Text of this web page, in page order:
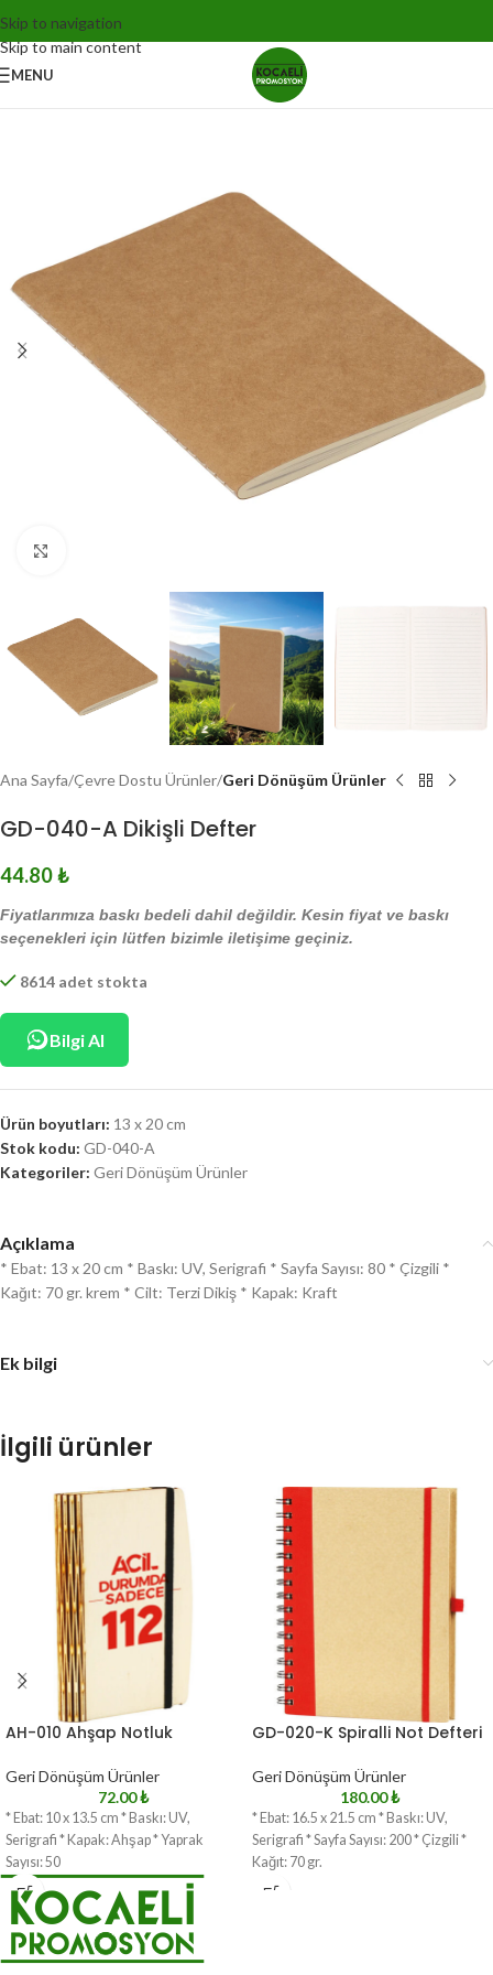
Skip to navigation
Skip to main content
MENU
Ana Sayfa Çevre Dostu Ürünler Geri Dönüşüm Ürünler
GD-040-A Dikişli Defter
44.80₺
Fiyatlarımıza baskı bedeli dahil değildir. Kesin fiyat ve baskı
seçenekleri için lütfen bizimle iletişime geçiniz.
8614 adet stokta
Bilgi Al
Ürün boyutları: 13 x 20 cm
Stok kodu: GD-040-A
Kategoriler: Geri Dönüşüm Ürünler
Açıklama
* Ebat: 13 x 20 cm * Baskı: UV, Serigrafi * Sayfa Sayısı: 80 * Çizgili *
Kağıt: 70 gr. krem * Cilt: Terzi Dikiş * Kapak: Kraft
Ek bilgi
İlgili ürünler
AH-010 Ahşap Notluk
Geri Dönüşüm Ürünler
72.00₺
* Ebat: 10 x 13.5 cm * Baskı: UV,
Serigrafi * Kapak: Ahşap * Yaprak
Sayısı: 50
GD-020-K Spiralli Not Defteri
Geri Dönüşüm Ürünler
180.00₺
* Ebat: 16.5 x 21.5 cm * Baskı: UV,
Serigrafi * Sayfa Sayısı: 200 * Çizgili *
Kağıt: 70 gr.